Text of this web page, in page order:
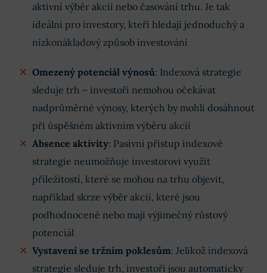
aktivní výběr akcií nebo časování trhu. Je tak
ideální pro investory, kteří hledají jednoduchý a
nízkonákladový způsob investování
Omezený potenciál výnosů: Indexová strategie
sleduje trh – investoři nemohou očekávat
nadprůměrné výnosy, kterých by mohli dosáhnout
při úspěšném aktivním výběru akcií
Absence aktivity: Pasivní přístup indexové
strategie neumožňuje investorovi využít
příležitostí, které se mohou na trhu objevit,
například skrze výběr akcií, které jsou
podhodnocené nebo mají výjimečný růstový
potenciál
Vystavení se tržním poklesům: Jelikož indexová
strategie sleduje trh, investoři jsou automaticky